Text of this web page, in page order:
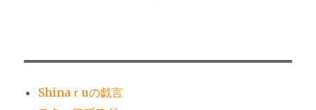
Shinaｒuの戯言